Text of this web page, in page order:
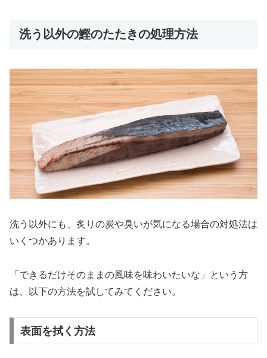
洗う以外の鰹のたたきの処理方法
洗う以外にも、炙りの炭や臭いが気になる場合の対処法は
いくつかあります。
「できるだけそのままの風味を味わいたいな」という方
は、以下の方法を試してみてください。
表面を拭く方法